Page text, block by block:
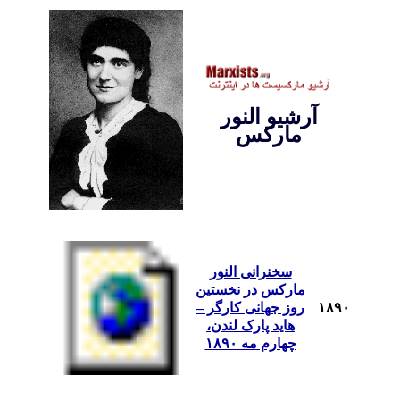
آرشيو النور
مارکس
١٨٩٠
سخنرانی النور
مارکس در نخستین
روز جهانی کارگر –
هاید پارک لندن،
چهارم مه ١٨٩٠